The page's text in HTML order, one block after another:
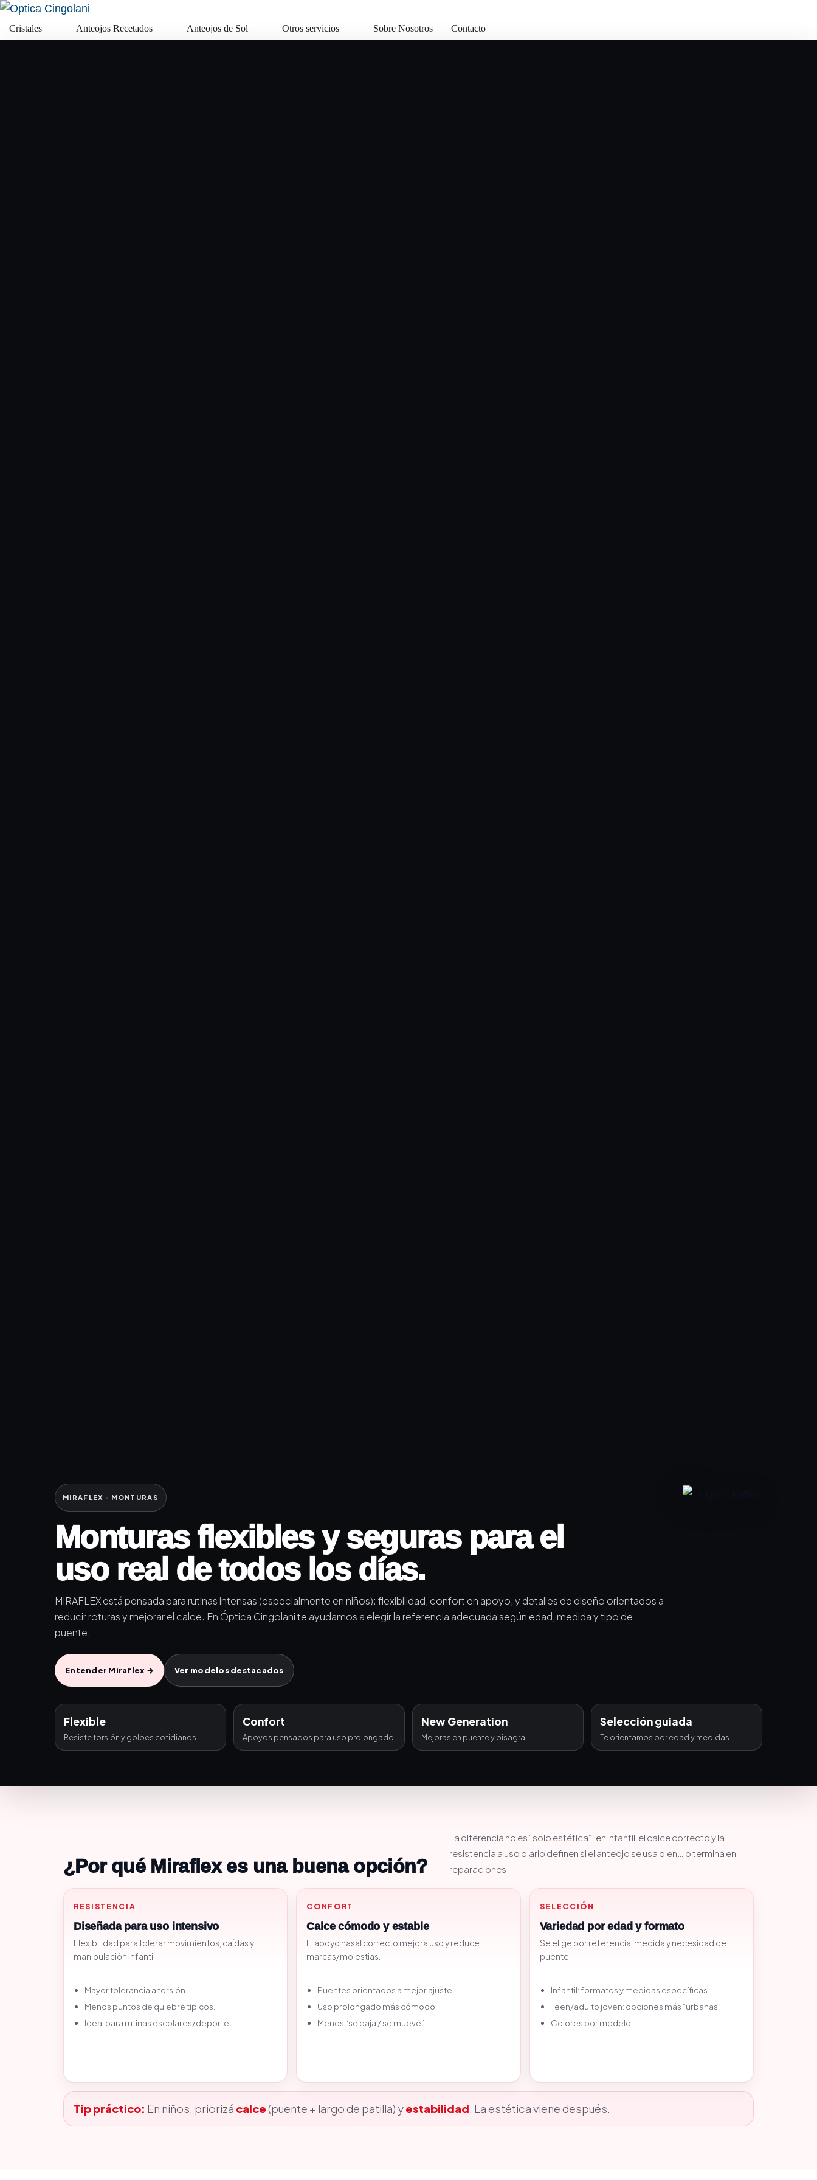
Cristales Anteojos Recetados Anteojos de Sol Otros servicios Sobre Nosotros Contacto
MIRAFLEX · MONTURAS
Monturas flexibles y seguras para el
uso real de todos los días.
MIRAFLEX está pensada para rutinas intensas (especialmente en niños): flexibilidad, confort en apoyo, y detalles de diseño orientados a
reducir roturas y mejorar el calce. En Óptica Cingolani te ayudamos a elegir la referencia adecuada según edad, medida y tipo de
puente.
Entender Miraflex → Ver modelos destacados
Flexible
Resiste torsión y golpes cotidianos.
Confort
Apoyos pensados para uso prolongado.
New Generation
Mejoras en puente y bisagra.
Selección guiada
Te orientamos por edad y medidas.
¿Por qué Miraflex es una buena opción?
La diferencia no es “solo estética”: en infantil, el calce correcto y la
resistencia a uso diario definen si el anteojo se usa bien… o termina en
reparaciones.
RESISTENCIA
Diseñada para uso intensivo
Flexibilidad para tolerar movimientos, caídas y
manipulación infantil.
Mayor tolerancia a torsión.
Menos puntos de quiebre típicos.
Ideal para rutinas escolares/deporte.
CONFORT
Calce cómodo y estable
El apoyo nasal correcto mejora uso y reduce
marcas/molestias.
Puentes orientados a mejor ajuste.
Uso prolongado más cómodo.
Menos “se baja / se mueve”.
SELECCIÓN
Variedad por edad y formato
Se elige por referencia, medida y necesidad de
puente.
Infantil: formatos y medidas específicas.
Teen/adulto joven: opciones más “urbanas”.
Colores por modelo.
Tip práctico: En niños, priorizá calce (puente + largo de patilla) yestabilidad. La estética viene después.